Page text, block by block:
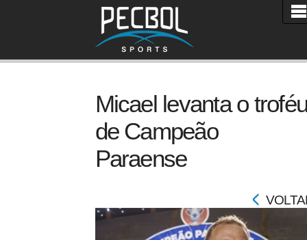
Micael levanta o
de Campeão
Paraense